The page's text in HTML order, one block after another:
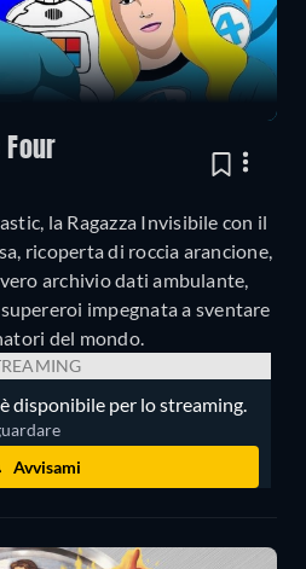
Four
la Ragazza Invisibile con il
ricoperta di roccia arancione,
archivio dati ambulante,
impegnata a sventare
del mondo.
disponibile per lo streaming.
Avvisami